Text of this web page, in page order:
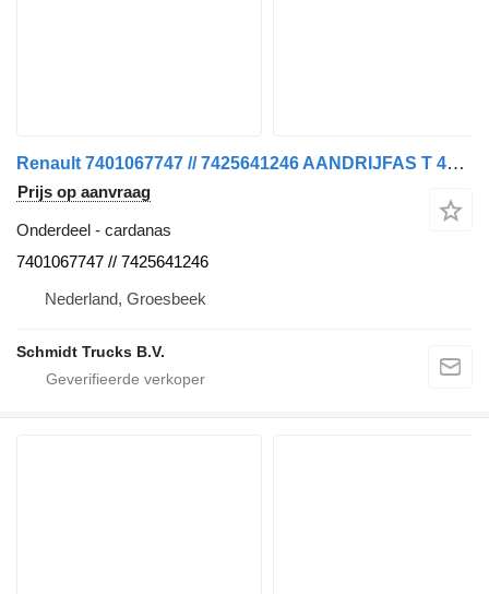
Renault 7401067747 // 7425641246 AANDRIJFAS T 460 EURO 6 6X2 cardanas voor vrachtwagen
Prijs op aanvraag
Onderdeel - cardanas
7401067747 // 7425641246
Nederland, Groesbeek
Schmidt Trucks B.V.